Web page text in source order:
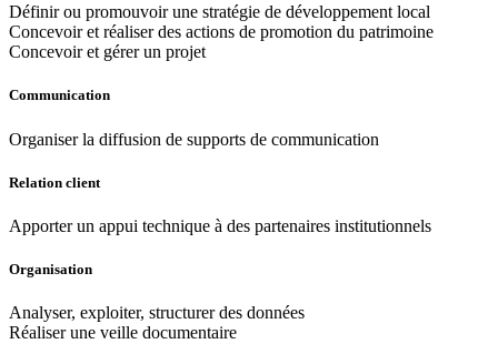
Définir ou promouvoir une stratégie de développement local
Concevoir et réaliser des actions de promotion du patrimoine
Concevoir et gérer un projet
Communication
Organiser la diffusion de supports de communication
Relation client
Apporter un appui technique à des partenaires institutionnels
Organisation
Analyser, exploiter, structurer des données
Réaliser une veille documentaire